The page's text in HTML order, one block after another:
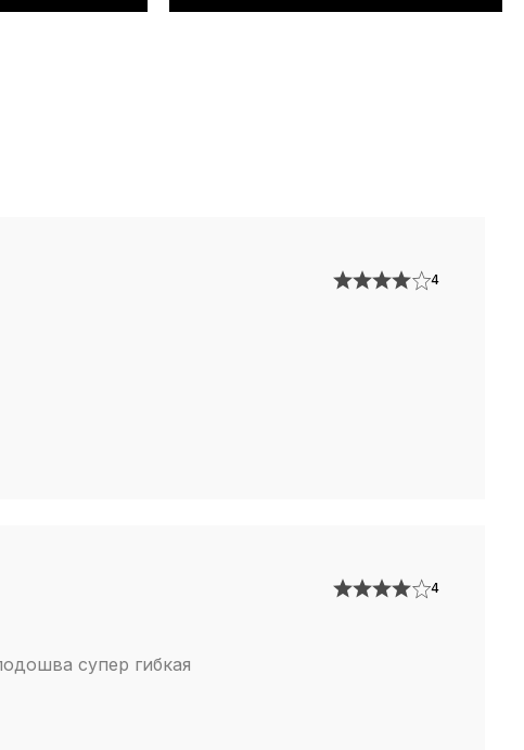
4
4
супер гибкая